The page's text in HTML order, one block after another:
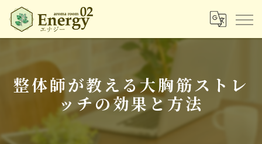
整体師が教える大胸筋ストレ
ッチの効果と方法